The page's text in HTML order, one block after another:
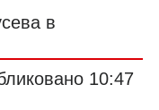
в
10:47